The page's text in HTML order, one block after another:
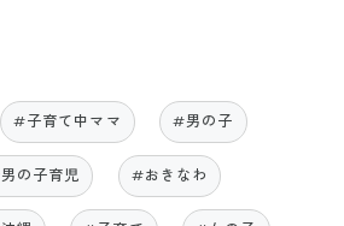
#子育て中ママ #男の子
の子育児 #おきなわ